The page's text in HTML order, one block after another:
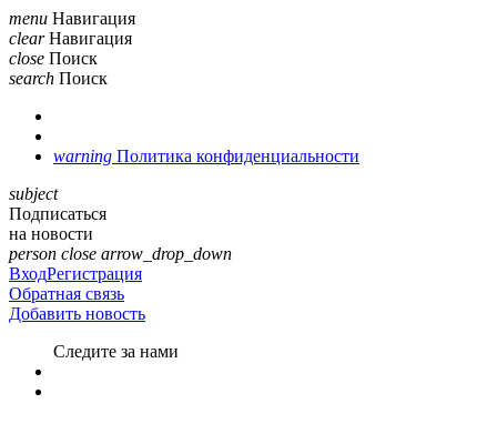
menu Навигация
clear Навигация
close Поиск
search Поиск
warning Политика конфиденциальности
subject
Подписаться
на новости
person close arrow_drop_down
ВходРегистрация
Обратная связь
Добавить новость
Cледите за нами